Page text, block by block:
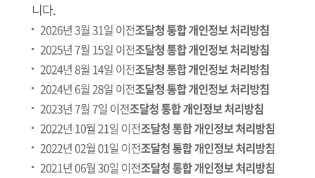
니다.
2026년 3월 31일 이전조달청 통합 개인정보 처리방침
2025년 7월 15일 이전조달청 통합 개인정보 처리방침
2024년 8월 14일 이전조달청 통합 개인정보 처리방침
2024년 6월 28일 이전조달청 통합 개인정보 처리방침
2023년 7월 7일 이전조달청 통합 개인정보 처리방침
2022년 10월 21일 이전조달청 통합 개인정보 처리방침
2022년 02월 01일 이전조달청 통합 개인정보 처리방침
2021년 06월 30일 이전조달청 통합 개인정보 처리방침